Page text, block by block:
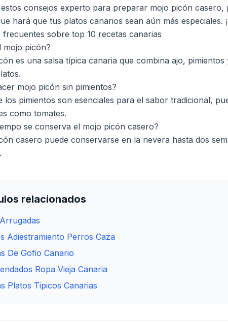
estos consejos experto para preparar mojo picón casero,
hará que tus platos canarios sean aún más especiales.
frecuentes sobre top 10 recetas canarias
mojo picón?
es una salsa típica canaria que combina ajo,
mojo picón sin pimientos?
los pimientos son esenciales para el sabor tradicional,
como tomates.
se conserva el mojo picón casero?
casero puede conservarse en la nevera hasta dos
relacionados
Adiestramiento Perros Caza
De Gofio Canario
Ropa Vieja Canaria
Platos Tipicos Canarias